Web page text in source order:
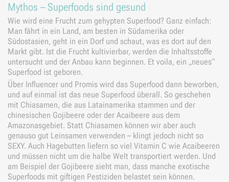
Mythos – Superfoods sind gesund
Wie wird eine Frucht zum gehypten Superfood? Ganz einfach:
Man fährt in ein Land, am besten in Südamerika oder
Südostasien, geht in ein Dorf und schaut, was es dort auf den
Markt gibt. Ist die Frucht kultivierbar, werden die Inhaltsstoffe
untersucht und der Anbau kann beginnen. Et voila, ein „neues“
Superfood ist geboren.
Über Influencer und Promis wird das Superfood dann beworben,
und auf einmal ist das neue Superfood überall. So geschehen
mit Chiasamen, die aus Latainamerika stammen und der
chinesischen Gojibeere oder der Acaibeere aus dem
Amazonasgebiet. Statt Chiasamen können wir aber auch
genauso gut Leinsamen verwenden – klingt jedoch nicht so
SEXY. Auch Hagebutten liefern so viel Vitamin C wie Acaibeeren
und müssen nicht um die halbe Welt transportiert werden. Und
am Beispiel der Gojibeere sieht man, dass manche exotische
Superfoods mit giftigen Pestiziden belastet sein können.